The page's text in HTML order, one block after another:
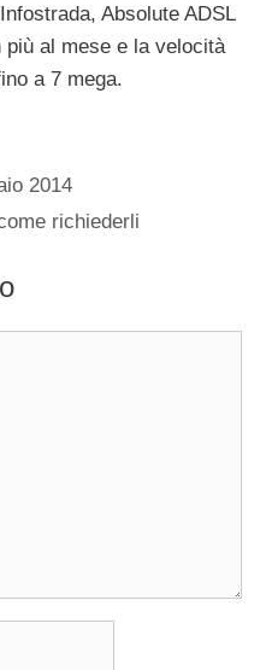
Absolute ADSL
al mese e la velocità
a 7 mega.
2014
richiederli